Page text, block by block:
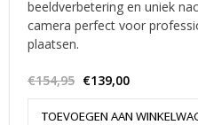
beeldverbetering en uniek
camera perfect voor
plaatsen.
€154,95 €139,00
TOEVOEGEN AAN